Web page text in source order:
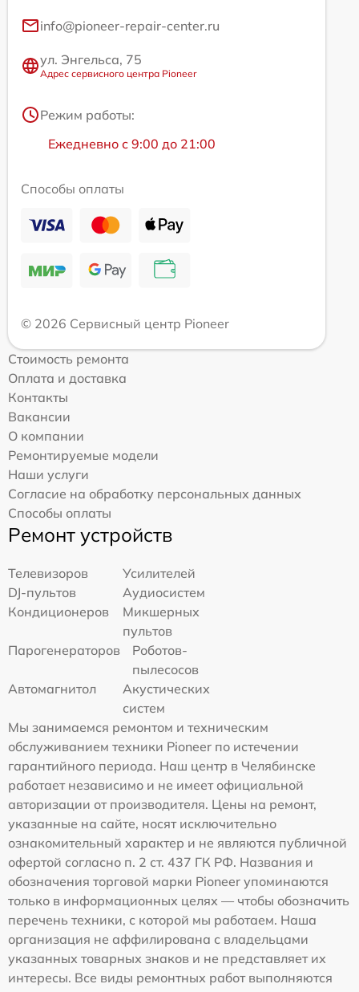
info@pioneer-repair-center.ru
ул. Энгельса, 75
Адрес сервисного центра Pioneer
Режим работы:
Ежедневно с 9:00 до 21:00
Способы оплаты
© 2026 Сервисный центр Pioneer
Стоимость ремонта
Оплата и доставка
Контакты
Вакансии
О компании
Ремонтируемые модели
Наши услуги
Согласие на обработку персональных данных
Способы оплаты
Ремонт устройств
Телевизоров
Усилителей
DJ-пультов
Аудиосистем
Кондиционеров
Микшерных
пультов
Парогенераторов
Роботов-
пылесосов
Автомагнитол
Акустических
систем
Мы занимаемся ремонтом и техническим
обслуживанием техники Pioneer по истечении
гарантийного периода. Наш центр в Челябинске
работает независимо и не имеет официальной
авторизации от производителя. Цены на ремонт,
указанные на сайте, носят исключительно
ознакомительный характер и не являются публичной
офертой согласно п. 2 ст. 437 ГК РФ. Названия и
обозначения торговой марки Pioneer упоминаются
только в информационных целях — чтобы обозначить
перечень техники, с которой мы работаем. Наша
организация не аффилирована с владельцами
указанных товарных знаков и не представляет их
интересы. Все виды ремонтных работ выполняются